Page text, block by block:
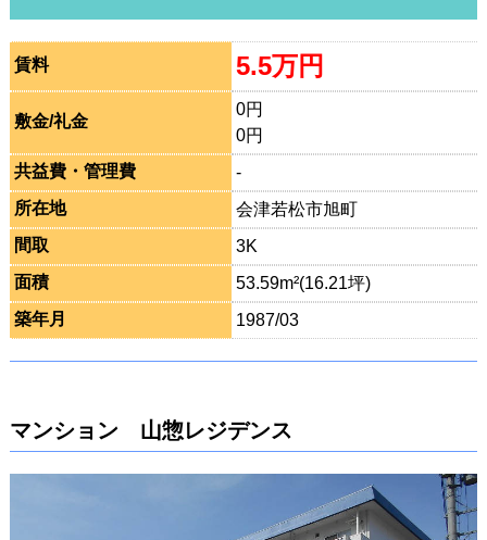
賃料 5.5万円
敷金/礼金
0円
0円
共益費・管理費
-
所在地
会津若松市旭町
間取
3K
面積
53.59m²(16.21坪)
築年月
1987/03
マンション 山惣レジデンス